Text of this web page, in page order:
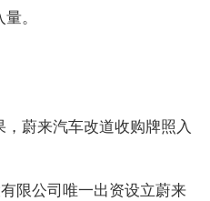
。
蔚来汽车改道收购牌照入
限公司唯一出资设立蔚来